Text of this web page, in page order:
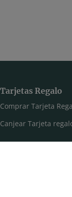
Tarjetas Regalo
Comprar Tarjeta
Canjear Tarjeta